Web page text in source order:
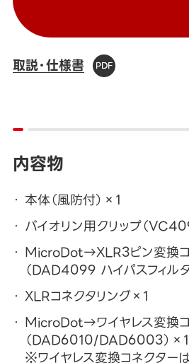
取説・仕様書
内容物
本体（風防付）×1
バイオリン用クリップ（
MicroDot→XLR3ピン変換コ
（DAD4099 ハイパスフィル
XLRコネクタリング×1
MicroDot→ワイヤレス変換
（DAD6010/DAD6003）×1
※ワイヤレス変換コネクター